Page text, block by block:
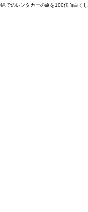
縄でのレンタカーの旅を100倍面白く